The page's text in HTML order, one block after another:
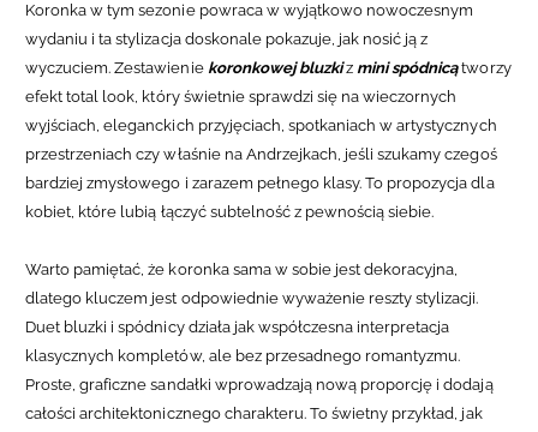
Koronka w tym sezonie powraca w wyjątkowo nowoczesnym
wydaniu i ta stylizacja doskonale pokazuje, jak nosić ją z
wyczuciem. Zestawienie koronkowej bluzkiz mini spódnicątworzy
efekt total look, który świetnie sprawdzi się na wieczornych
wyjściach, eleganckich przyjęciach, spotkaniach w artystycznych
przestrzeniach czy właśnie na Andrzejkach, jeśli szukamy czegoś
bardziej zmysłowego i zarazem pełnego klasy. To propozycja dla
kobiet, które lubią łączyć subtelność z pewnością siebie.
Warto pamiętać, że koronka sama w sobie jest dekoracyjna,
dlatego kluczem jest odpowiednie wyważenie reszty stylizacji.
Duet bluzki i spódnicy działa jak współczesna interpretacja
klasycznych kompletów, ale bez przesadnego romantyzmu.
Proste, graficzne sandałki wprowadzają nową proporcję i dodają
całości architektonicznego charakteru. To świetny przykład, jak